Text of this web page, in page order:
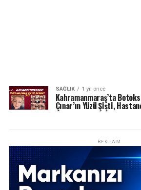
SAĞLIK 1 yıl önce
Kahramanmaraş’ta
Çınar’ın Yüzü Şişti,
REKLAM